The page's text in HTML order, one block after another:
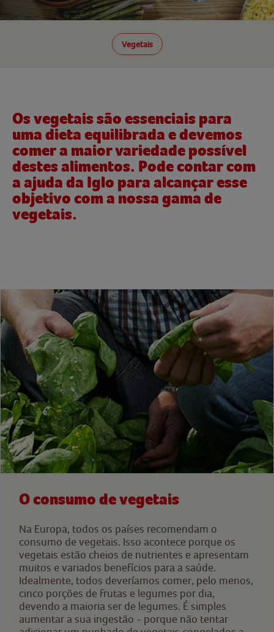
Vegetais
Os vegetais são essenciais para
uma dieta equilibrada e devemos
comer a maior variedade possível
destes alimentos. Pode contar com
a ajuda da Iglo para alcançar esse
objetivo com a nossa gama de
vegetais.
O consumo de vegetais
Na Europa, todos os países recomendam o
consumo de vegetais. Isso acontece porque os
vegetais estão cheios de nutrientes e apresentam
muitos e variados benefícios para a saúde.
Idealmente, todos deveríamos comer, pelo menos,
cinco porções de frutas e legumes por dia,
devendo a maioria ser de legumes. É simples
aumentar a sua ingestão - porque não tentar